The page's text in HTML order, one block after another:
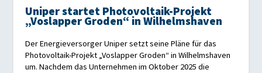
Uniper startet Photovoltaik-Projekt
„Voslapper Groden“ in Wilhelmshaven
Der Energieversorger Uniper setzt seine Pläne für das
Photovoltaik-Projekt „Voslapper Groden“ in Wilhelmshaven
um. Nachdem das Unternehmen im Oktober 2025 die